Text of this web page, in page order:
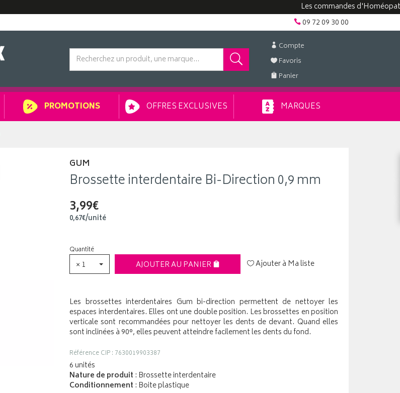
Les commandes d'Homéopathie
09 72 09 30 00
Compte
Favoris
Panier
PROMOTIONS OFFRES EXCLUSIVES MARQUES
GUM
Brossette interdentaire Bi-Direction 0,9 mm
3,99€
0,67€/unité
Quantité
× 1 AJOUTER AU PANIER Ajouter à Ma liste
Les brossettes interdentaires Gum bi-direction permettent de nettoyer les
espaces interdentaires. Elles ont une double position. Les brossettes en position
verticale sont recommandées pour nettoyer les dents de devant. Quand elles
sont inclinées à 90°, elles peuvent atteindre facilement les dents du fond.
Référence CIP : 7630019903387
6 unités
Nature de produit : Brossette interdentaire
Conditionnement : Boite plastique